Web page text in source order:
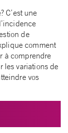
C’est une
de
comment
à comprendre
les variations de
vos